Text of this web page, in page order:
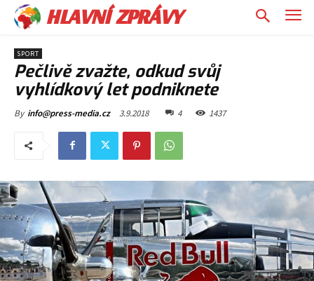
HLAVNÍ ZPRÁVY
SPORT
Pečlivě zvažte, odkud svůj
vyhlídkový let podniknete
By info@press-media.cz 3.9.2018 4 1437